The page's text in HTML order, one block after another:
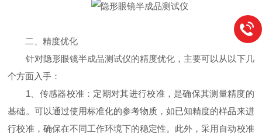
二、精度优化
针对隐形眼镜半成品测试仪的精度优化，主要可以从以下几
个方面入手：
1、传感器校准：定期对其进行校准，是确保其测量精度的
基础。可以通过使用标准化的参考物质，如已知精度的样品来进
行校准，确保在不同工作环境下的稳定性。此外，采用自动校准